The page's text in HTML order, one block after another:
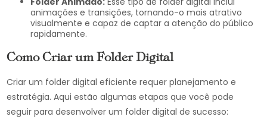
animações e transições, tornando-o mais atrativo
visualmente e capaz de captar a atenção do público
rapidamente.
Como Criar um Folder Digital
Criar um folder digital eficiente requer planejamento e
estratégia. Aqui estão algumas etapas que você pode
seguir para desenvolver um folder digital de sucesso: